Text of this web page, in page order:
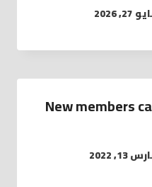
27, 2026
New members
13, 2022